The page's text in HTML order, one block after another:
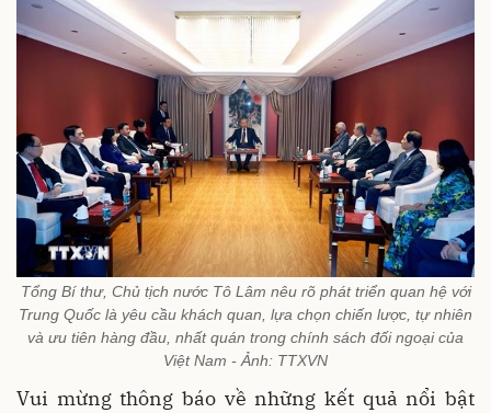
Tổng Bí thư, Chủ tịch nước Tô Lâm nêu rõ phát triển quan hệ với
Trung Quốc là yêu cầu khách quan, lựa chọn chiến lược, tự nhiên
và ưu tiên hàng đầu, nhất quán trong chính sách đối ngoại của
Việt Nam - Ảnh: TTXVN
Vui mừng thông báo về những kết quả nổi bật